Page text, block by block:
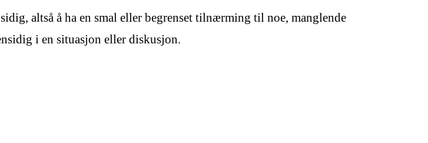
altså å ha en smal eller begrenset tilnærming til noe, manglende
i en situasjon eller diskusjon.